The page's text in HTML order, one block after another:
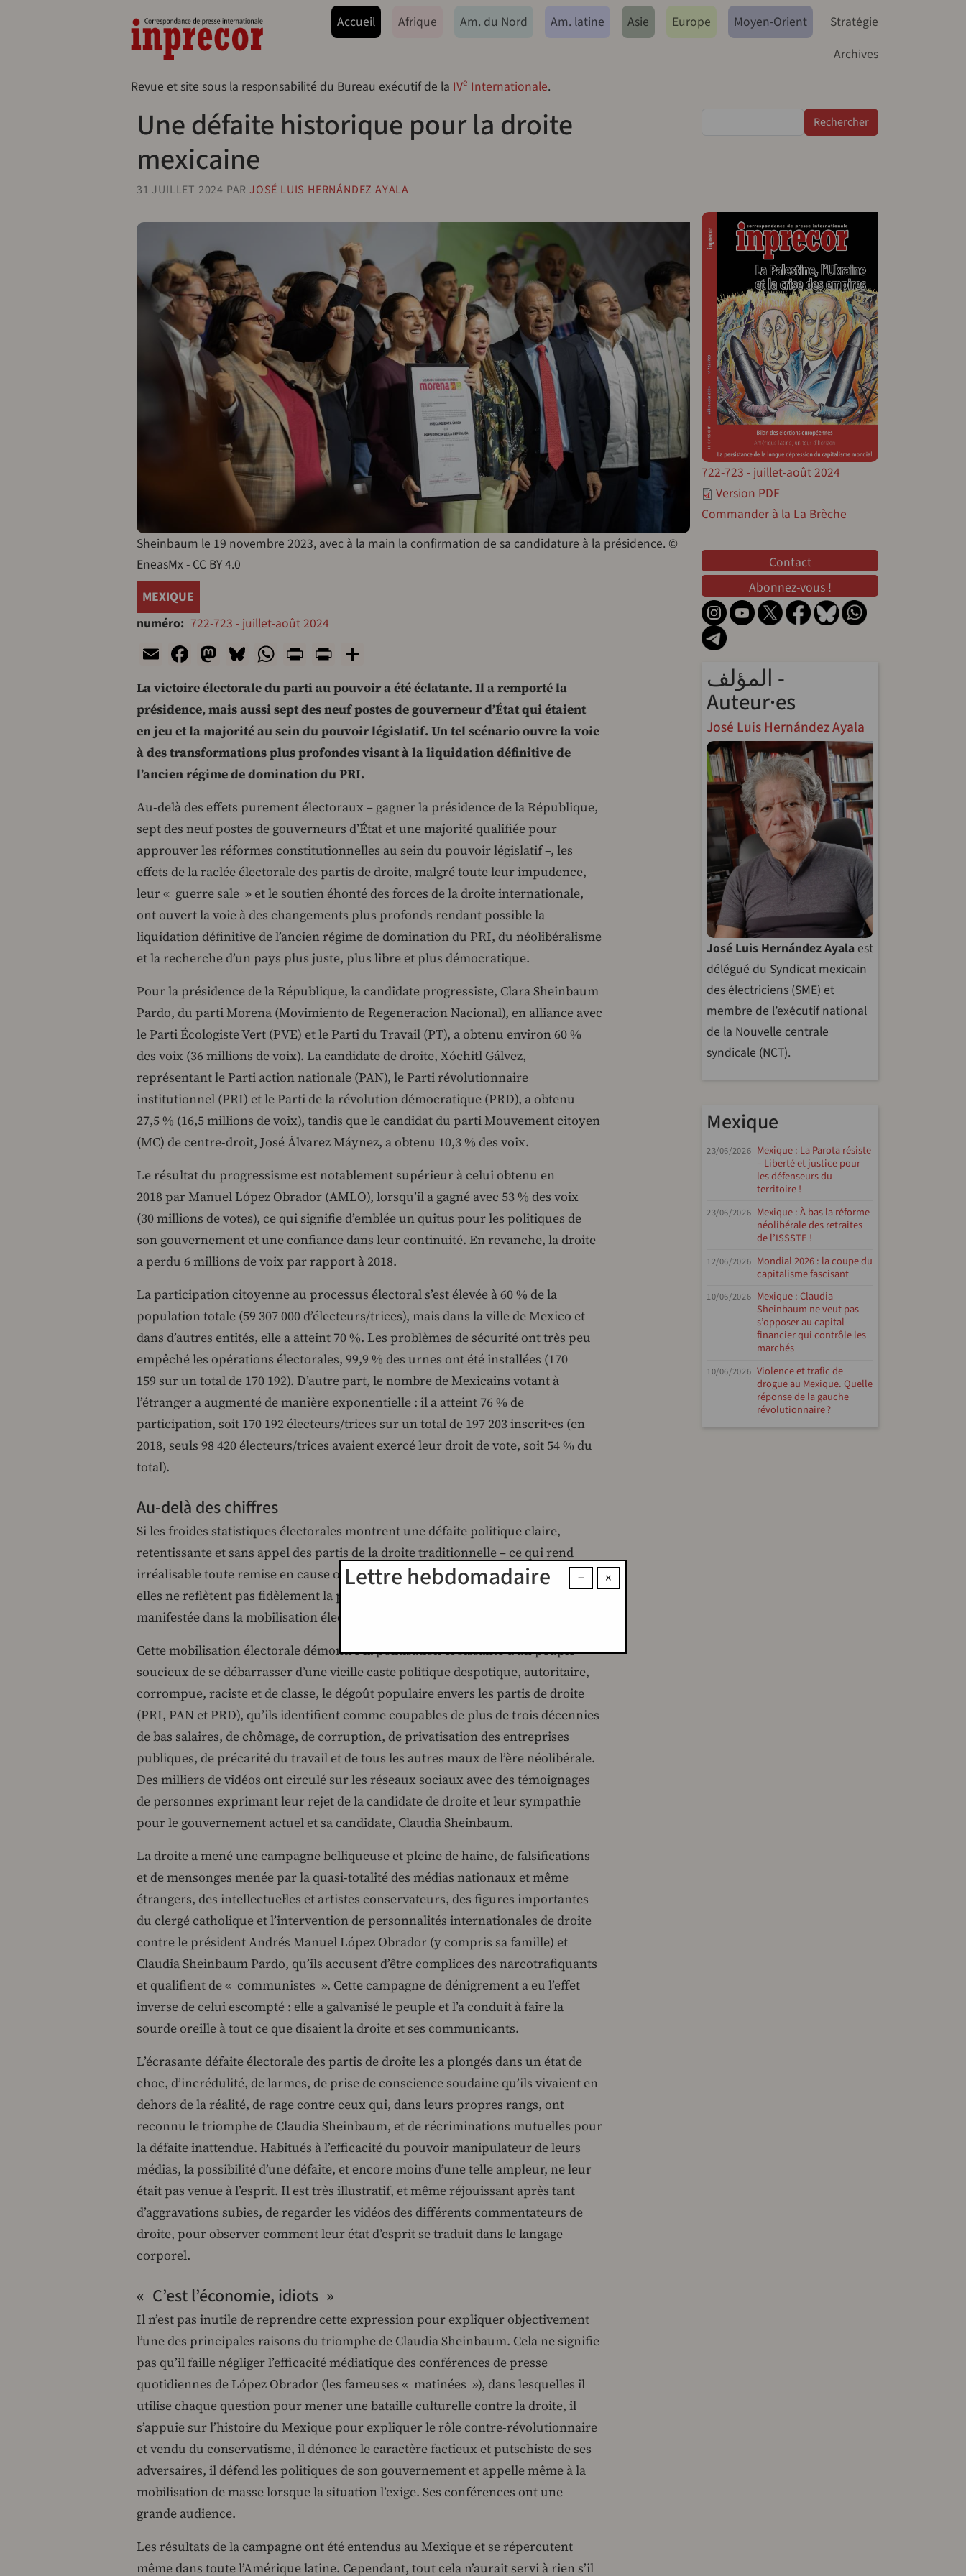
Navegação principal
Accueil Afrique Am. du Nord Am. latine Asie Europe Moyen-Orient
Stratégie
Archives
Revue et site sous la responsabilité du Bureau exécutif de la IVe Internationale.
Une défaite historique pour la droite
mexicaine
31 JUILLET 2024 PARJOSÉ LUIS HERNÁNDEZ AYALA
Sheinbaum le 19 novembre 2023, avec à la main la confirmation de sa candidature à la présidence. ©
EneasMx - CC BY 4.0
MEXIQUE
numéro 722-723 - juillet-août 2024
EmailFacebook
Mastodon
Bluesky
WhatsApp
PrintPrintFriendly
La victoire électorale du parti au pouvoir a été éclatante. Il a remporté la
présidence, mais aussi sept des neuf postes de gouverneur d’État qui étaient
en jeu et la majorité au sein du pouvoir législatif. Un tel scénario ouvre la voie
à des transformations plus profondes visant à la liquidation définitive de
l’ancien régime de domination du PRI.
Au-delà des effets purement électoraux – gagner la présidence de la République,
sept des neuf postes de gouverneurs d’État et une majorité qualifiée pour
approuver les réformes constitutionnelles au sein du pouvoir législatif –, les
effets de la raclée électorale des partis de droite, malgré toute leur impudence,
leur « guerre sale » et le soutien éhonté des forces de la droite internationale,
ont ouvert la voie à des changements plus profonds rendant possible la
liquidation définitive de l’ancien régime de domination du PRI, du néolibéralisme
et la recherche d’un pays plus juste, plus libre et plus démocratique.
Pour la présidence de la République, la candidate progressiste, Clara Sheinbaum
Pardo, du parti Morena (Movimiento de Regeneracion Nacional), en alliance avec
le Parti Écologiste Vert (PVE) et le Parti du Travail (PT), a obtenu environ 60 %
des voix (36 millions de voix). La candidate de droite, Xóchitl Gálvez,
représentant le Parti action nationale (PAN), le Parti révolutionnaire
institutionnel (PRI) et le Parti de la révolution démocratique (PRD), a obtenu
27,5 % (16,5 millions de voix), tandis que le candidat du parti Mouvement citoyen
(MC) de centre-droit, José Álvarez Máynez, a obtenu 10,3 % des voix.
Le résultat du progressisme est notablement supérieur à celui obtenu en
2018 par Manuel López Obrador (AMLO), lorsqu’il a gagné avec 53 % des voix
(30 millions de votes), ce qui signifie d’emblée un quitus pour les politiques de
son gouvernement et une confiance dans leur continuité. En revanche, la droite
a perdu 6 millions de voix par rapport à 2018.
La participation citoyenne au processus électoral s’est élevée à 60 % de la
population totale (59 307 000 d’électeurs/trices), mais dans la ville de Mexico et
dans d’autres entités, elle a atteint 70 %. Les problèmes de sécurité ont très peu
empêché les opérations électorales, 99,9 % des urnes ont été installées (170
159 sur un total de 170 192). D’autre part, le nombre de Mexicains votant à
l’étranger a augmenté de manière exponentielle : il a atteint 76 % de
participation, soit 170 192 électeurs/trices sur un total de 197 203 inscrit·es (en
2018, seuls 98 420 électeurs/trices avaient exercé leur droit de vote, soit 54 % du
total).
Au-delà des chiffres
Si les froides statistiques électorales montrent une défaite politique claire,
retentissante et sans appel des partis de la droite traditionnelle – ce qui rend
irréalisable toute remise en cause ou judiciarisation du processus électoral –,
elles ne reflètent pas fidèlement la participation populaire enthousiaste qui s’est
manifestée dans la mobilisation électorale.
Cette mobilisation électorale démontre la politisation croissante d’un peuple
soucieux de se débarrasser d’une vieille caste politique despotique, autoritaire,
corrompue, raciste et de classe, le dégoût populaire envers les partis de droite
(PRI, PAN et PRD), qu’ils identifient comme coupables de plus de trois décennies
de bas salaires, de chômage, de corruption, de privatisation des entreprises
publiques, de précarité du travail et de tous les autres maux de l’ère néolibérale.
Des milliers de vidéos ont circulé sur les réseaux sociaux avec des témoignages
de personnes exprimant leur rejet de la candidate de droite et leur sympathie
pour le gouvernement actuel et sa candidate, Claudia Sheinbaum.
La droite a mené une campagne belliqueuse et pleine de haine, de falsifications
et de mensonges menée par la quasi-totalité des médias nationaux et même
étrangers, des intellectuel·les et artistes conservateurs, des figures importantes
du clergé catholique et l’intervention de personnalités internationales de droite
contre le président Andrés Manuel López Obrador (y compris sa famille) et
Claudia Sheinbaum Pardo, qu’ils accusent d’être complices des narcotrafiquants
et qualifient de « communistes ». Cette campagne de dénigrement a eu l’effet
inverse de celui escompté : elle a galvanisé le peuple et l’a conduit à faire la
sourde oreille à tout ce que disaient la droite et ses communicants.
L’écrasante défaite électorale des partis de droite les a plongés dans un état de
choc, d’incrédulité, de larmes, de prise de conscience soudaine qu’ils vivaient en
dehors de la réalité, de rage contre ceux qui, dans leurs propres rangs, ont
reconnu le triomphe de Claudia Sheinbaum, et de récriminations mutuelles pour
la défaite inattendue. Habitués à l’efficacité du pouvoir manipulateur de leurs
médias, la possibilité d’une défaite, et encore moins d’une telle ampleur, ne leur
était pas venue à l’esprit. Il est très illustratif, et même réjouissant après tant
d’aggravations subies, de regarder les vidéos des différents commentateurs de
droite, pour observer comment leur état d’esprit se traduit dans le langage
corporel.
« C’est l’économie, idiots »
Il n’est pas inutile de reprendre cette expression pour expliquer objectivement
l’une des principales raisons du triomphe de Claudia Sheinbaum. Cela ne signifie
pas qu’il faille négliger l’efficacité médiatique des conférences de presse
quotidiennes de López Obrador (les fameuses « matinées »), dans lesquelles il
utilise chaque question pour mener une bataille culturelle contre la droite, il
s’appuie sur l’histoire du Mexique pour expliquer le rôle contre-révolutionnaire
et vendu du conservatisme, il dénonce le caractère factieux et putschiste de ses
adversaires, il défend les politiques de son gouvernement et appelle même à la
mobilisation de masse lorsque la situation l’exige. Ses conférences ont une
grande audience.
Les résultats de la campagne ont été entendus au Mexique et se répercutent
même dans toute l’Amérique latine. Cependant, tout cela n’aurait servi à rien s’il
×
−
Lettre hebdomadaire
722-723 - juillet-août 2024
Version PDF
Commander à la La Brèche
Contact
Abonnez-vous !
المؤلف -
Auteur·es
José Luis Hernández Ayala
José Luis Hernández Ayala est
délégué du Syndicat mexicain
des électriciens (SME) et
membre de l’exécutif national
de la Nouvelle centrale
syndicale (NCT).
Mexique
23/06/2026 Mexique : La Parota résiste
– Liberté et justice pour
les défenseurs du
territoire !
23/06/2026 Mexique : À bas la réforme
néolibérale des retraites
de l’ISSSTE !
12/06/2026 Mondial 2026 : la coupe du
capitalisme fascisant
10/06/2026 Mexique : Claudia
Sheinbaum ne veut pas
s’opposer au capital
financier qui contrôle les
marchés
10/06/2026 Violence et trafic de
drogue au Mexique. Quelle
réponse de la gauche
révolutionnaire ?